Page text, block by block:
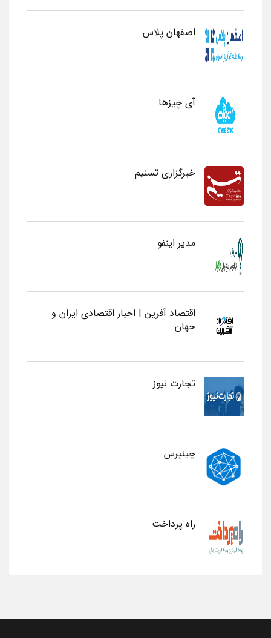
اصفهان پلاس
آی چیزها
خبرگزاری تسنیم
مدیر اینفو
اقتصاد آفرین | اخبار اقتصادی ایران و
جهان
تجارت نیوز
چینپرس
راه پرداخت